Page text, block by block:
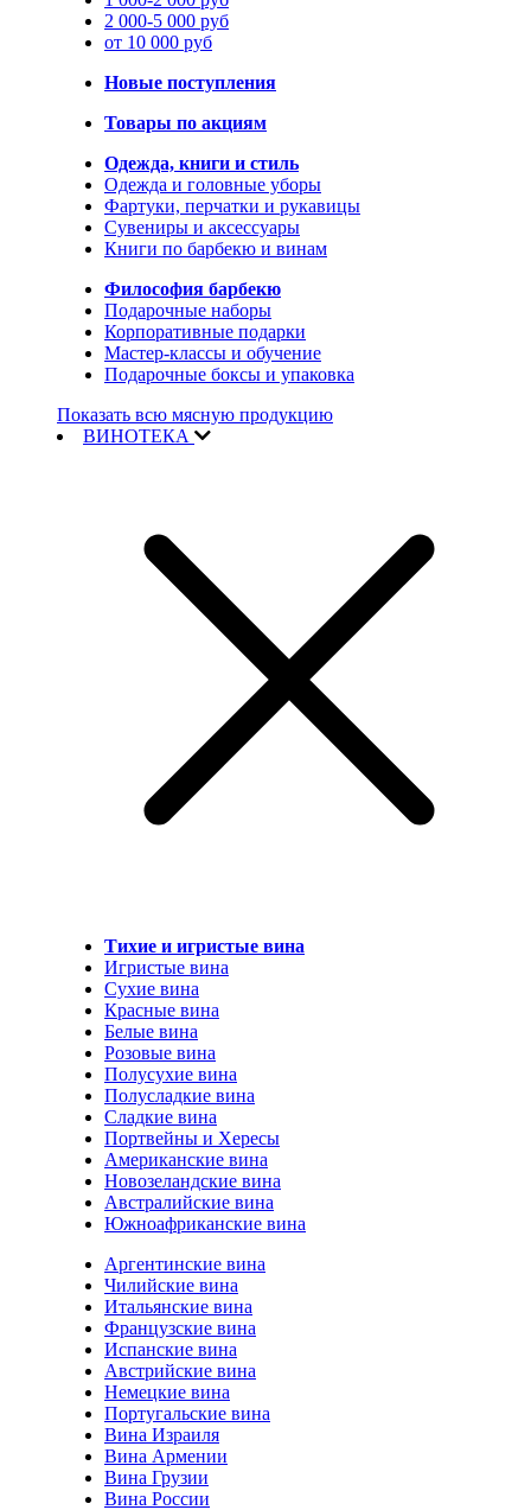
2 000-5 000 руб
от 10 000 руб
Новые поступления
Товары по акциям
Одежда, книги и стиль
Одежда и головные уборы
Фартуки, перчатки и рукавицы
Сувениры и аксессуары
Книги по барбекю и винам
Философия барбекю
Подарочные наборы
Корпоративные подарки
Мастер-классы и обучение
Подарочные боксы и упаковка
Показать всю мясную продукцию
ВИНОТЕКА
Тихие и игристые вина
Игристые вина
Сухие вина
Красные вина
Белые вина
Розовые вина
Полусухие вина
Полусладкие вина
Сладкие вина
Портвейны и Хересы
Американские вина
Новозеландские вина
Австралийские вина
Южноафриканские вина
Аргентинские вина
Чилийские вина
Итальянские вина
Французские вина
Испанские вина
Австрийские вина
Немецкие вина
Португальские вина
Вина Израиля
Вина Армении
Вина Грузии
Вина России